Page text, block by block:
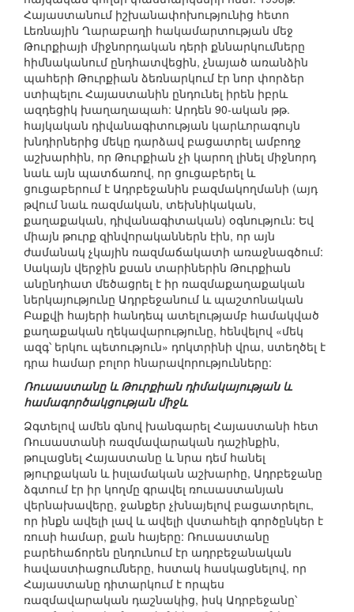
Հայաստանում իշխանափոխությունից հետո
Լեռնային Ղարաբաղի հակամարտության մեջ
Թուրքիայի միջնորդական դերի քննարկումները
հիմնականում ընդհատվեցին, չնայած առանձին
պահերի Թուրքիան ձեռնարկում էր նոր փորձեր
ստիպելու Հայաստանին ընդունել իրեն իբրև
ազդեցիկ խաղաղապահ: Արդեն 90-ական թթ.
հայկական դիվանագիտության կարևորագույն
խնդիրներից մեկը դարձավ բացատրել ամբողջ
աշխարհին, որ Թուրքիան չի կարող լինել միջնորդ
նաև այն պատճառով, որ ցուցաբերել և
ցուցաբերում է Ադրբեջանին բազմակողմանի (այդ
թվում նաև ռազմական, տեխնիկական,
քաղաքական, դիվանագիտական) օգնություն: Եվ
միայն թուրք զինվորականներն էին, որ այն
ժամանակ չկային ռազմաճակատի առաջնագծում:
Սակայն վերջին քսան տարիներին Թուրքիան
անընդհատ մեծացրել է իր ռազմաքաղաքական
ներկայությունը Ադրբեջանում և պաշտոնական
Բաքվի հայերի հանդեպ ատելությամբ համակված
քաղաքական ղեկավարությունը, հենվելով «մեկ
ազգ՝ երկու պետություն» դոկտրինի վրա, ստեղծել է
դրա համար բոլոր հնարավորությունները:
Ռուսաստանը և Թուրքիան դիմակայության և
համագործակցության միջև
Ձգտելով ամեն գնով խանգարել Հայաստանի հետ
Ռուսաստանի ռազմավարական դաշինքին,
թուլացնել Հայաստանը և նրա դեմ հանել
թյուրքական և իսլամական աշխարհը, Ադրբեջանը
ձգտում էր իր կողմը գրավել ռուսաստանյան
վերնախավերը, ջանքեր չխնայելով բացատրելու,
որ ինքն ավելի լավ և ավելի վստահելի գործընկեր է
ռուսի համար, քան հայերը: Ռուսաստանը
բարեհաճորեն ընդունում էր ադրբեջանական
հավաստիացումները, հստակ հասկացնելով, որ
Հայաստանը դիտարկում է որպես
ռազմավարական դաշնակից, իսկ Ադրբեջանը՝